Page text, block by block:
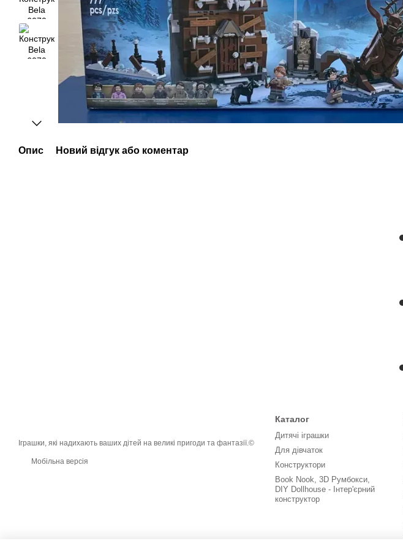
Опис Новий відгук або коментар
Іграшки, які надихають ваших дітей на великі пригоди та фантазії.©
Мобільна версія
Каталог
Дитячі іграшки
Для дівчаток
Конструктори
Book Nook, 3D Румбокси,
DIY Dollhouse - Інтер'єрний
конструктор